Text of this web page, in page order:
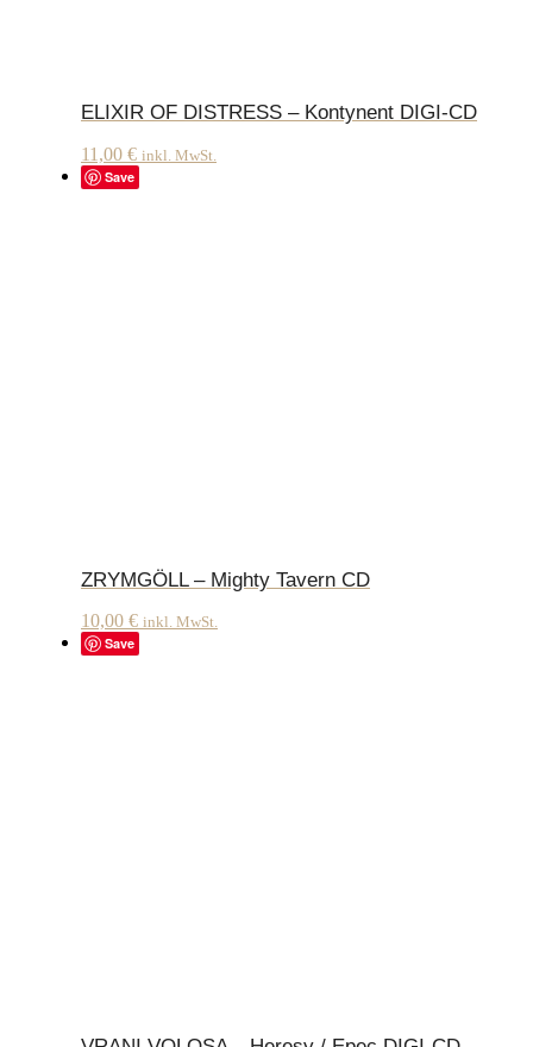
ELIXIR OF DISTRESS – Kontynent DIGI-CD
11,00 € inkl. MwSt.
Save
ZRYMGÖLL – Mighty Tavern CD
10,00 € inkl. MwSt.
Save